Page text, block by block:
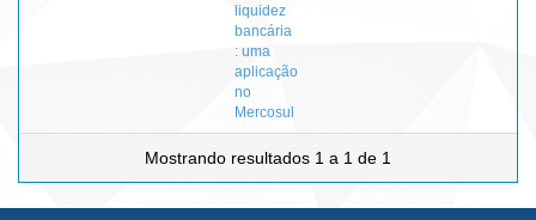
liquidez
bancária
: uma
aplicação
no
Mercosul
Mostrando resultados 1 a 1 de 1